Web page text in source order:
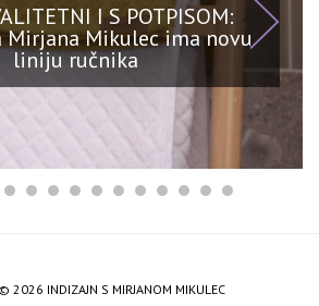
I S POTPISOM:
Mirjana Mikulec ima novu
liniju ručnika
2026 INDIZAJN S MIRJANOM MIKULEC